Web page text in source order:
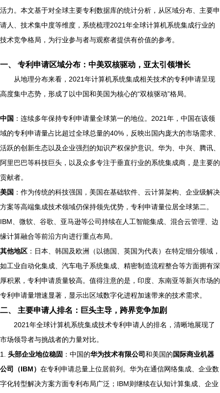
活力。本文基于对全球主要专利数据库的统计分析，从区域分布、主要申
请人、技术集中度等维度，系统梳理2021年全球计算机系统集成行业的
技术竞争格局，为行业参与者与观察者提供有价值的参考。
一、 专利申请区域分布：中美双核驱动，亚太引领增长
从地理分布来看，2021年计算机系统集成相关技术的专利申请呈现
高度集中态势，形成了以中国和美国为核心的“双核驱动”格局。
中国 ：连续多年保持专利申请量全球第一的地位。2021年，中国在该领
域的专利申请量占比超过全球总量的40%，反映出国内庞大的市场需求、
活跃的创新生态以及企业强烈的知识产权保护意识。华为、中兴、腾讯、
阿里巴巴等科技巨头，以及众多专注于垂直行业的系统集成商，是主要的
贡献者。
美国 ：作为传统的科技强国，美国在基础软件、云计算架构、企业级解决
方案等高端集成技术领域仍保持领先优势，专利申请量位居全球第二。
IBM、微软、谷歌、亚马逊等公司持续在人工智能集成、混合云管理、边
缘计算融合等前沿方向进行重点布局。
其他地区 ：日本、韩国及欧洲（以德国、英国为代表）在特定细分领域，
如工业自动化集成、汽车电子系统集成、精密制造流程整合等方面拥有深
厚积累，专利申请质量较高。值得注意的是，印度、东南亚等新兴市场的
专利申请量增速显著，显示出区域数字化进程加速带来的技术需求。
二、 主要申请人排名：巨头主导，跨界竞争加剧
2021年全球计算机系统集成技术专利申请人的排名，清晰地展现了
市场领导者与挑战者的力量对比。
1. 头部企业地位稳固 ：中国的华为技术有限公司和美国的国际商业机器
公司（IBM） 在专利申请总量上位居前列。华为在通信网络集成、企业数
字化转型解决方案方面专利布局广泛；IBM则继续在认知计算集成、企业